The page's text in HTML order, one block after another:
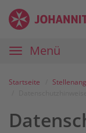
Zum
Inhalt
Anmelden
Zur
Navigation
Zur
Startseite
Karriereportal
Johanniter
Menü
Startseite